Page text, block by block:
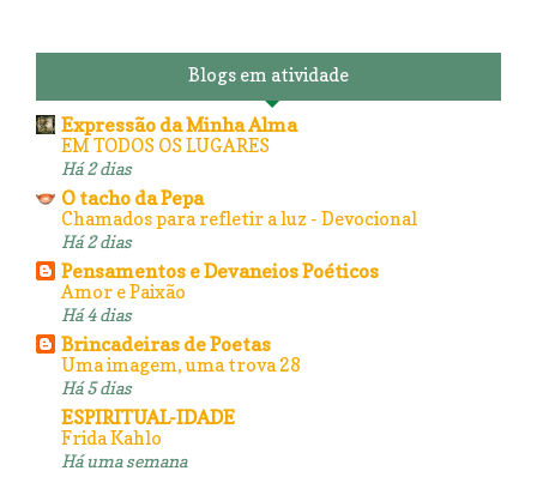
Blogs em atividade
Expressão da Minha Alma
EM TODOS OS LUGARES
Há 2 dias
O tacho da Pepa
Chamados para refletir a luz - Devocional
Há 2 dias
Pensamentos e Devaneios Poéticos
Amor e Paixão
Há 4 dias
Brincadeiras de Poetas
Uma imagem, uma trova 28
Há 5 dias
ESPIRITUAL-IDADE
Frida Kahlo
Há uma semana